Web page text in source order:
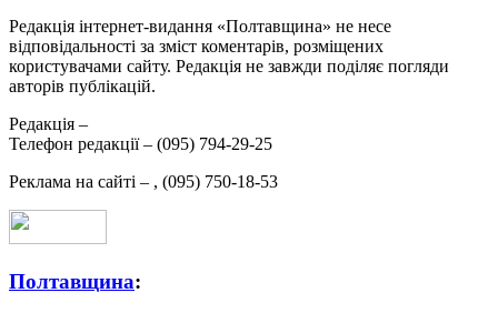
Редакція інтернет-видання «Полтавщина» не несе
відповідальності за зміст коментарів, розміщених
користувачами сайту. Редакція не завжди поділяє погляди
авторів публікацій.
Редакція –
Телефон редакції – (095) 794-29-25
Реклама на сайті – , (095) 750-18-53
Полтавщина: